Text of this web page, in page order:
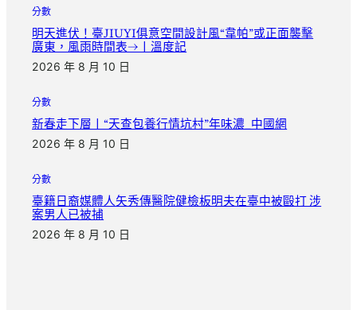
分數
明天進伏！臺JIUYI俱意空間設計風“韋帕”或正面襲擊
廣東，風雨時間表→丨溫度記
2026 年 8 月 10 日
分數
新春走下層丨“天查包養行情坑村”年味濃_中國網
2026 年 8 月 10 日
分數
臺籍日裔媒體人矢秀傳醫院健檢板明夫在臺中被毆打 涉
案男人已被捕
2026 年 8 月 10 日